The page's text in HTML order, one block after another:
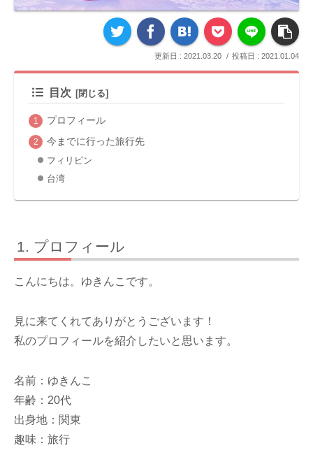
2021.03.20 2021.01.04
目次
プロフィール
今までに行った旅行先
フィリピン
台湾
プロフィール
こんにちは。ゆきんこです。
見に来てくれてありがとうございます！
私のプロフィールを紹介したいと思います。
名前：ゆきんこ
年齢：20代
出身地：関東
趣味：旅行